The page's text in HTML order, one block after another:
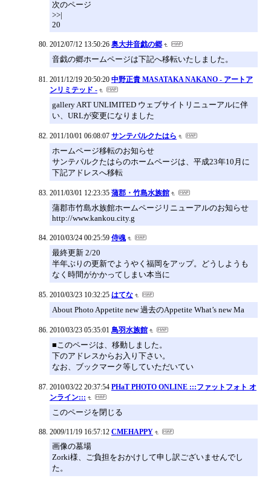
次のページ
>>|
20
2012/07/12 13:50:26 奥大井音戯の郷
音戯の郷ホームページは下記へ移転いたしました。
2011/12/19 20:50:20 中野正貴 MASATAKA NAKANO - アートア
ンリミテッド -
gallery ART UNLIMITED ウェブサイトリニューアルに伴
い、URLが変更になりました
2011/10/01 06:08:07 サンテパルクたはら
ホームページ移転のお知らせ
サンテパルクたはらのホームページは、平成23年10月に
下記アドレスへ移転
2011/03/01 12:23:35 蒲郡・竹島水族館
蒲郡市竹島水族館ホームページリニューアルのお知らせ
http://www.kankou.city.g
2010/03/24 00:25:59 侍魂
最終更新 2/20
半年ぶりの更新でようやく福岡をアップ。どうしようも
なく時間がかかってしまい本当に
2010/03/23 10:32:25 はてな
About Photo Appetite new 過去のAppetite What’s new Ma
2010/03/23 05:35:01 鳥羽水族館
■このページは、移動しました。
下のアドレスからお入り下さい。
なお、ブックマーク等していただいてい
2010/03/22 20:37:54 PHaT PHOTO ONLINE :::ファットフォト オ
ンライン:::
このページを閉じる
2009/11/19 16:57:12 CMEHAPPY
画像の墓場
Zorki様、ご負担をおかけして申し訳ございませんでし
た。